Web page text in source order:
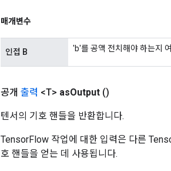
매개변수
인접 B 'b'를 공액 전치해야 하는지
공개 출력 <T> asOutput ()
텐서의 기호 핸들을 반환합니다.
TensorFlow 작업에 대한 입력은 다른
호 핸들을 얻는 데 사용됩니다.